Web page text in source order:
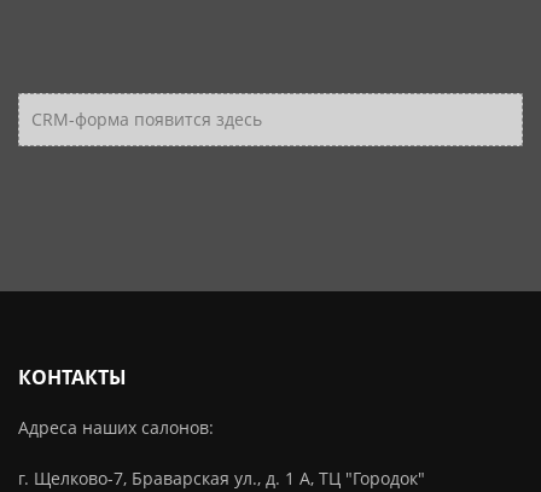
CRM-форма появится здесь
КОНТАКТЫ
Адреса наших салонов:
г. Щелково-7, Браварская ул., д. 1 А, ТЦ "Городок"